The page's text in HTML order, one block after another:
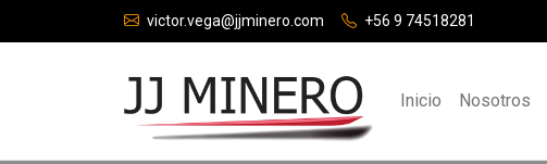
victor.vega@jjminero.com +56 9 74518281
Inicio Nosotros